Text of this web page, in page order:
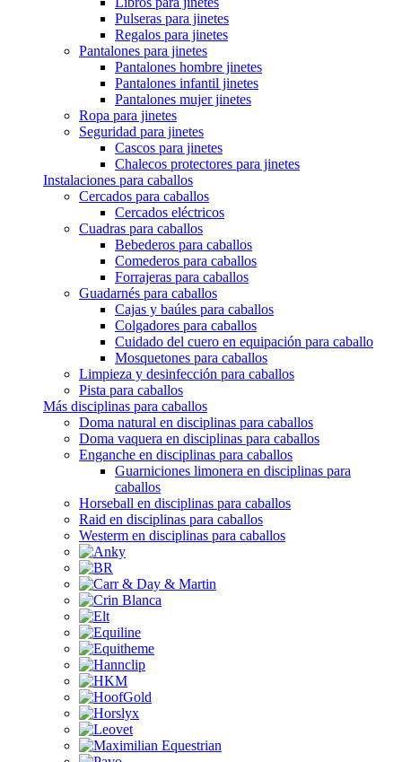
Pulseras para jinetes
Regalos para jinetes
Pantalones para jinetes
Pantalones hombre jinetes
Pantalones infantil jinetes
Pantalones mujer jinetes
Ropa para jinetes
Seguridad para jinetes
Cascos para jinetes
Chalecos protectores para jinetes
Instalaciones para caballos
Cercados para caballos
Cercados eléctricos
Cuadras para caballos
Bebederos para caballos
Comederos para caballos
Forrajeras para caballos
Guadarnés para caballos
Cajas y baúles para caballos
Colgadores para caballos
Cuidado del cuero en equipación para caballo
Mosquetones para caballos
Limpieza y desinfección para caballos
Pista para caballos
Más disciplinas para caballos
Doma natural en disciplinas para caballos
Doma vaquera en disciplinas para caballos
Enganche en disciplinas para caballos
Guarniciones limonera en disciplinas para
caballos
Horseball en disciplinas para caballos
Raid en disciplinas para caballos
Westerm en disciplinas para caballos